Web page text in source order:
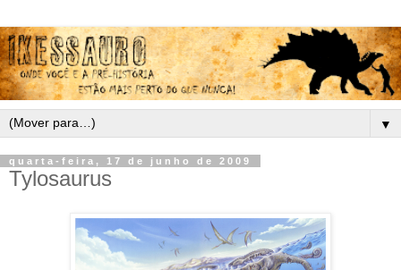
▼
quarta-feira, 17 de junho de 2009
Tylosaurus